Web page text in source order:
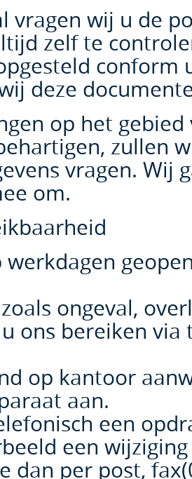
vragen wij u de
zelf te
conform
deze
op het
zullen
vragen. Wij
om.
werkdagen
ongeval,
ons bereiken
op kantoor
aan.
een
een
dan per post,